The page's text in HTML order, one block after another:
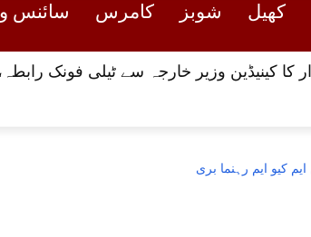
کھیل شوبز کامرس سائنس و
کا کینیڈین وزیر خارجہ سے ٹیلی فونک